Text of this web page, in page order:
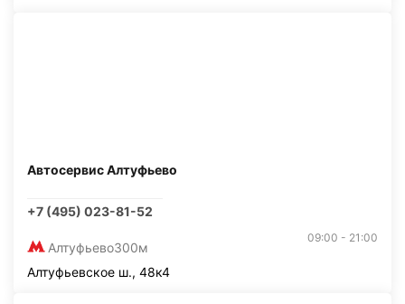
Автосервис Алтуфьево
+7 (495) 023-81-52
Алтуфьево300м
09:00 - 21:00
Алтуфьевское ш., 48к4